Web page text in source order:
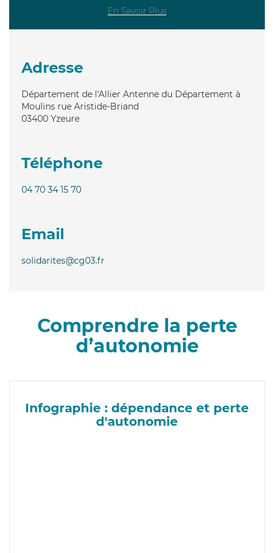
En Savoir Plus
Adresse
Département de l'Allier Antenne du Département à
Moulins rue Aristide-Briand
03400 Yzeure
Téléphone
04 70 34 15 70
Email
solidarites@cg03.fr
Comprendre la perte
d’autonomie
Infographie : dépendance et perte
d'autonomie